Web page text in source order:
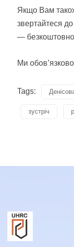
Якщо Вам
звертайтеся
—
Ми
Tags:
зустріч